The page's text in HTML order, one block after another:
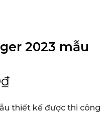
2023 mẫu
₫
thiết kế được thi công